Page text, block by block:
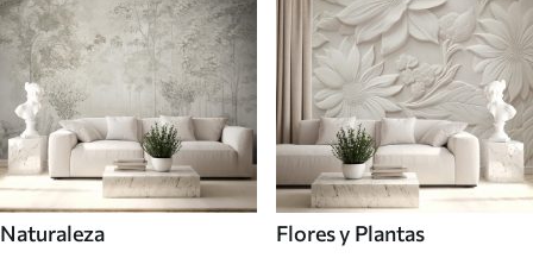
Naturaleza Flores y Plantas